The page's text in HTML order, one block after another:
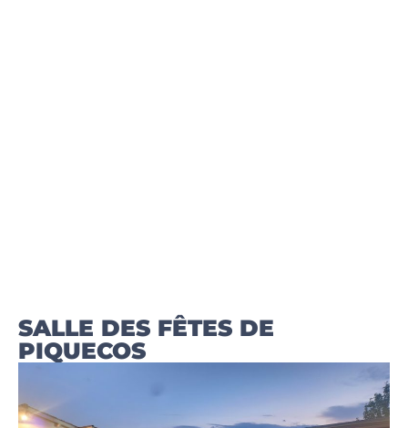
SALLE DES FÊTES DE
PIQUECOS